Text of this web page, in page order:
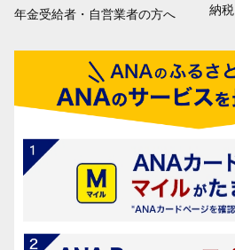
年金受給者・自営業者の方へ
納税